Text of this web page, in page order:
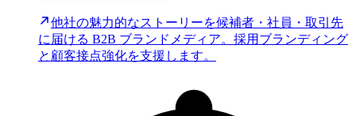
他社の魅力的なストーリーを候補者・社員・取引先
に届ける B2B ブランドメディア。採用ブランディング
と顧客接点強化を支援します。